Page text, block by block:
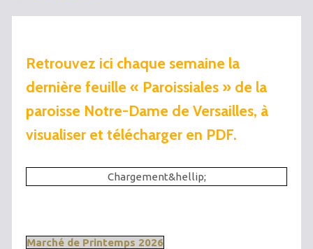
Retrouvez ici chaque semaine la
dernière feuille « Paroissiales » de la
paroisse Notre-Dame de Versailles, à
visualiser et télécharger en PDF.
Chargement&hellip;
Marché de Printemps 2026